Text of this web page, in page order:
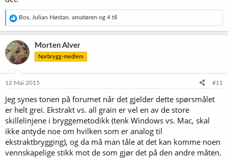
R
e
a
k
s
j
o
e
:
Bos Julian Høstan amatøren og 4 til
Morten Alver
Norbrygg-medlem
12 Mai 2015 #11
Jeg synes tonen på forumet når det gjelder dette spørsmålet
er helt grei. Ekstrakt vs. all grain er vel en av de store
skillelinjene i bryggemetodikk (tenk Windows vs. Mac, skal
ikke antyde noe om hvilken som er analog til
ekstraktbrygging), og da må man tåle at det kan komme noen
vennskapelige stikk mot de som gjør det på den andre måten.